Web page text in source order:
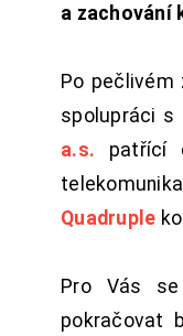
a zachování
Po pečlivém
spolupráci s
a.s. patřící
Quadruple
Pro Vás se
pokračovat